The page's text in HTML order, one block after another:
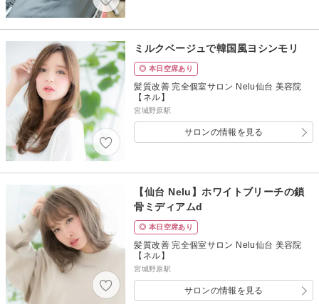
ミルクベージュで韓国風ヨシンモリ
◎ 本日空席あり
髪質改善 完全個室サロン Nelu仙台 美容院
【ネル】
宮城野原駅
サロンの情報を見る
【仙台 Nelu】ホワイトブリーチの鎖
骨ミディアムd
◎ 本日空席あり
髪質改善 完全個室サロン Nelu仙台 美容院
【ネル】
宮城野原駅
サロンの情報を見る